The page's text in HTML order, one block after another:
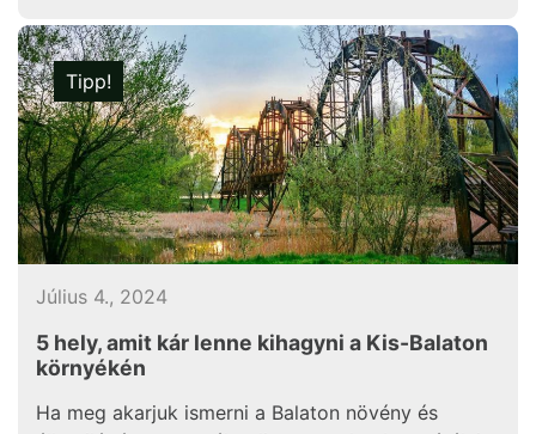
Tipp!
Július 4., 2024
5 hely, amit kár lenne kihagyni a Kis-Balaton
környékén
Ha meg akarjuk ismerni a Balaton növény és